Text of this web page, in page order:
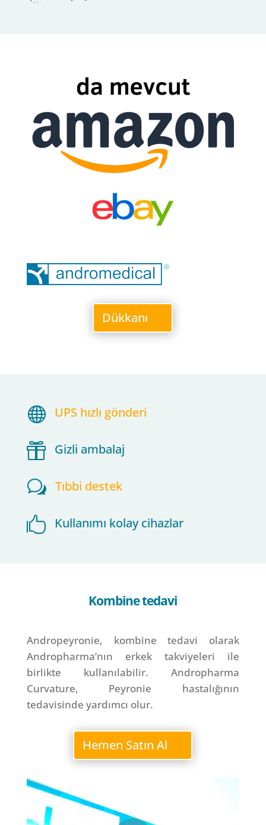
Dükkanı
 UPS hızlı gönderi
 Gizli ambalaj
w Tıbbi destek
 Kullanımı kolay cihazlar
Kombine tedavi
Andropeyronie, kombine tedavi olarak
Andropharma’nın erkek takviyeleri ile
birlikte kullanılabilir. Andropharma
Curvature, Peyronie hastalığının
tedavisinde yardımcı olur.
Hemen Satın Al